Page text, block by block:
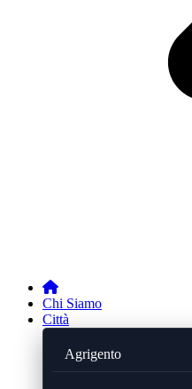
Chi Siamo
Città
Agrigento